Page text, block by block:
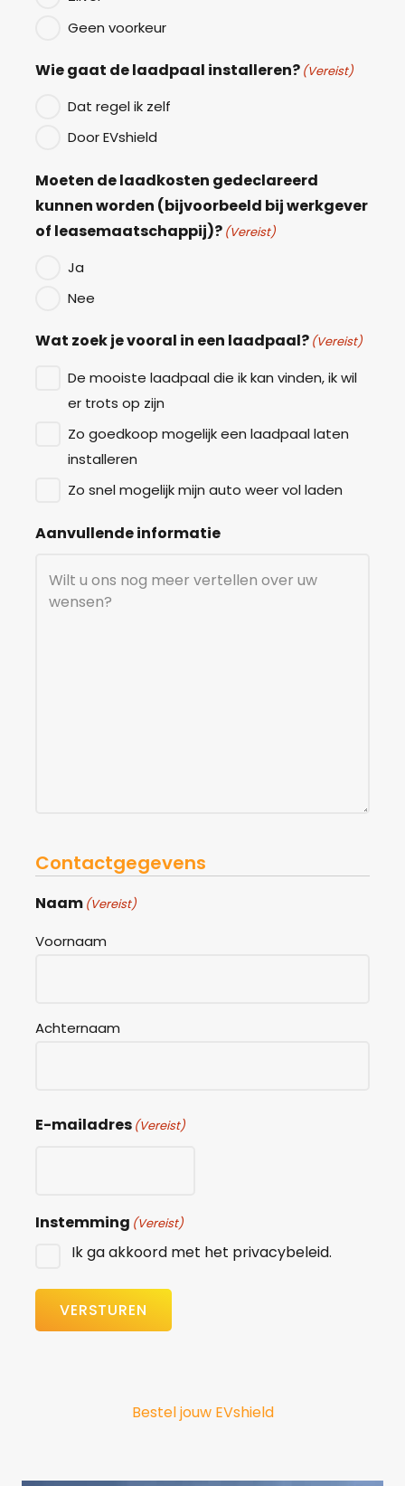
Geen voorkeur
Wie gaat de laadpaal installeren? (Vereist)
Dat regel ik zelf
Door EVshield
Moeten de laadkosten gedeclareerd
kunnen worden (bijvoorbeeld bij werkgever
of leasemaatschappij)? (Vereist)
Ja
Nee
Wat zoek je vooral in een laadpaal? (Vereist)
De mooiste laadpaal die ik kan vinden, ik wil
er trots op zijn
Zo goedkoop mogelijk een laadpaal laten
installeren
Zo snel mogelijk mijn auto weer vol laden
Aanvullende informatie
Contactgegevens
Naam (Vereist)
Voornaam
Achternaam
E-mailadres (Vereist)
Instemming (Vereist)
Ik ga akkoord met het privacybeleid.
VERSTUREN
Bestel jouw EVshield